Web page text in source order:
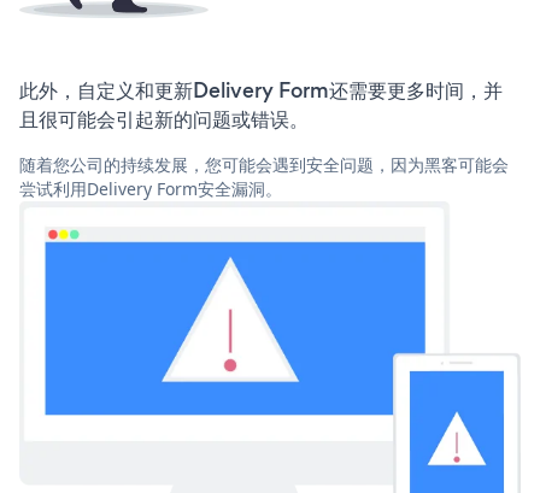
此外，自定义和更新Delivery Form还需要更多时间，并
且很可能会引起新的问题或错误。
随着您公司的持续发展，您可能会遇到安全问题，因为黑客可能会
尝试利用Delivery Form安全漏洞。